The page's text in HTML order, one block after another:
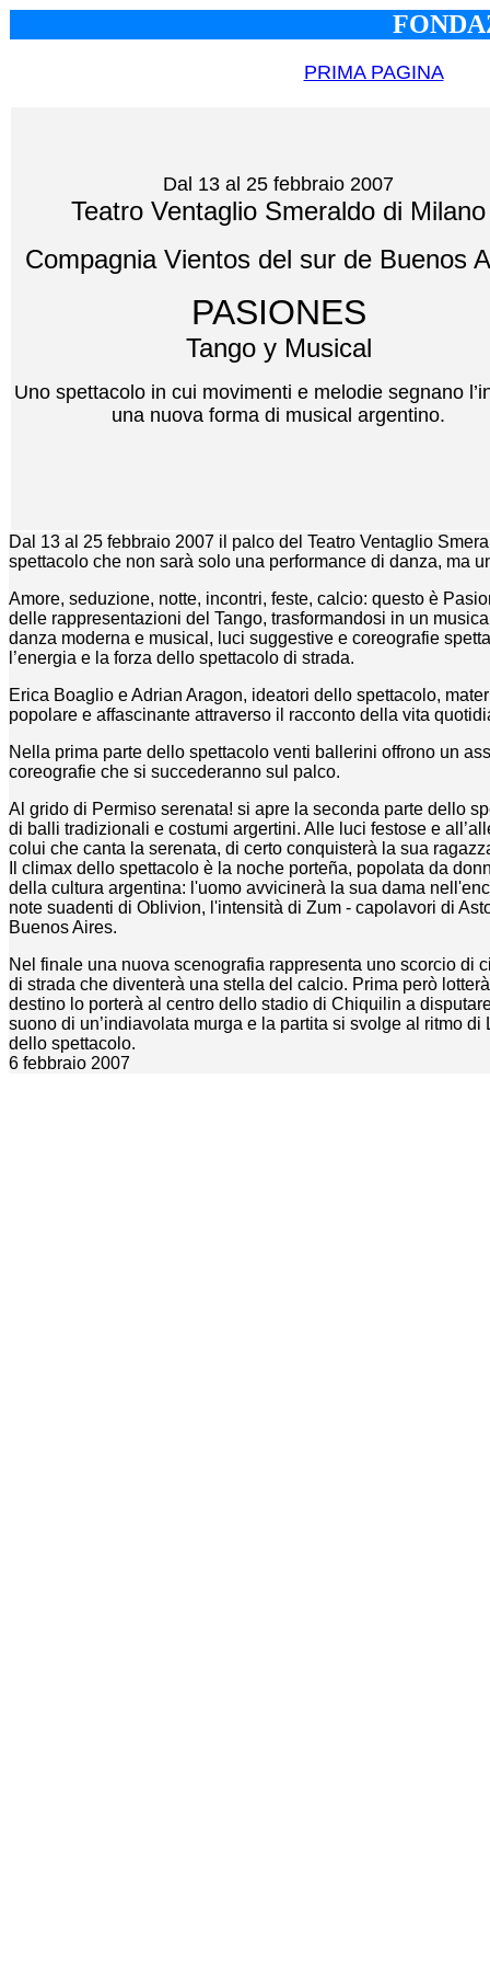
PRIMA PAGINA
Dal 13 al 25 febbraio 2007
Teatro Ventaglio Smeraldo di Milano
Compagnia Vientos del sur de Buenos
PASIONES
Tango y Musical
Uno spettacolo in cui movimenti e melodie segnano
una nuova forma di musical argentino.
Dal 13 al 25 febbraio 2007 il palco del Teatro Ventaglio
spettacolo che non sarà solo una performance di danza, ma
Amore, seduzione, notte, incontri, feste, calcio: questo è
delle rappresentazioni del Tango, trasformandosi in un
danza moderna e musical, luci suggestive e coreografie
l’energia e la forza dello spettacolo di strada.
Erica Boaglio e Adrian Aragon, ideatori dello spettacolo,
popolare e affascinante attraverso il racconto della vita
Nella prima parte dello spettacolo venti ballerini offrono un
coreografie che si succederanno sul palco.
Al grido di Permiso serenata! si apre la seconda parte dello
di balli tradizionali e costumi argertini. Alle luci festose e
colui che canta la serenata, di certo conquisterà la sua
Il climax dello spettacolo è la noche porteña, popolata da
della cultura argentina: l'uomo avvicinerà la sua dama
note suadenti di Oblivion, l'intensità di Zum - capolavori di
Buenos Aires.
Nel finale una nuova scenografia rappresenta uno scorcio di
di strada che diventerà una stella del calcio. Prima però
destino lo porterà al centro dello stadio di Chiquilin a
suono di un’indiavolata murga e la partita si svolge al ritmo
dello spettacolo.
6 febbraio 2007